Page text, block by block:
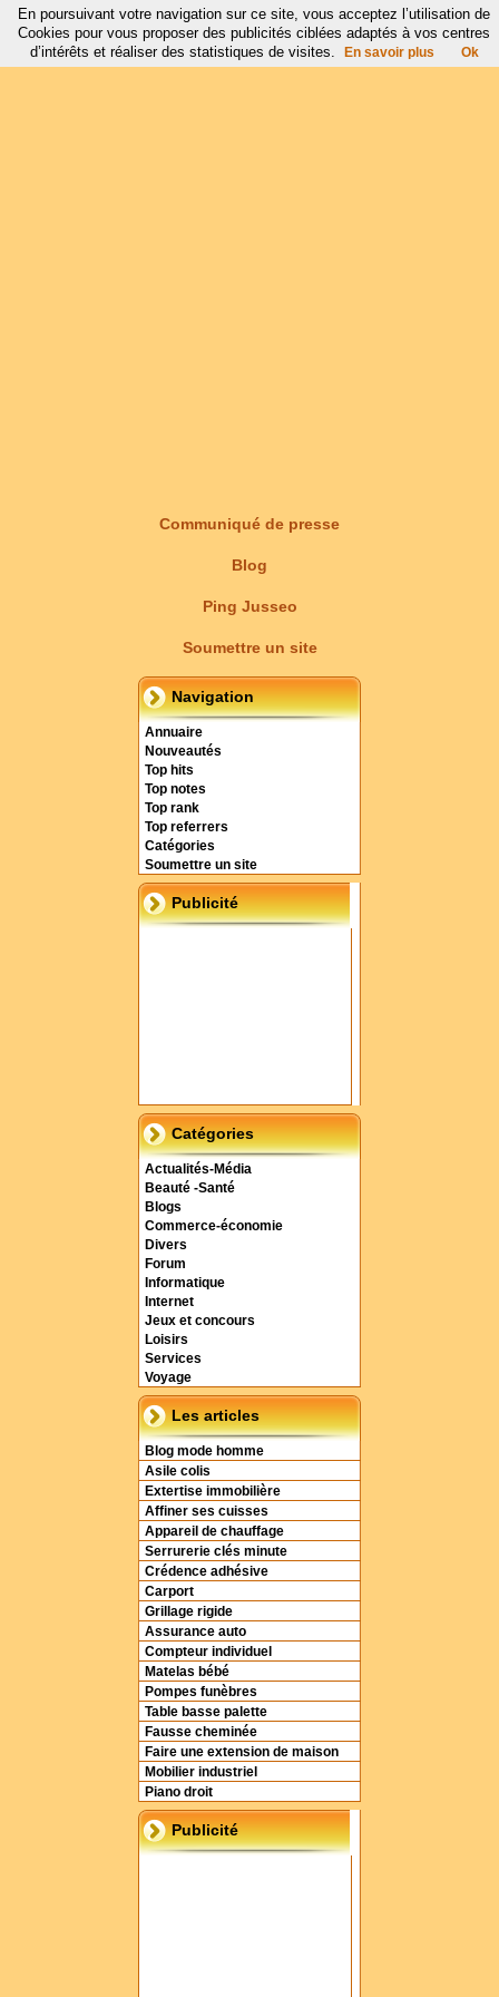
Communiqué de presse
Blog
Ping Jusseo
Soumettre un site
Navigation
Annuaire
Nouveautés
Top hits
Top notes
Top rank
Top referrers
Catégories
Soumettre un site
Publicité
Catégories
Actualités-Média
Beauté -Santé
Blogs
Commerce-économie
Divers
Forum
Informatique
Internet
Jeux et concours
Loisirs
Services
Voyage
Les articles
Blog mode homme
Asile colis
Extertise immobilière
Affiner ses cuisses
Appareil de chauffage
Serrurerie clés minute
Crédence adhésive
Carport
Grillage rigide
Assurance auto
Compteur individuel
Matelas bébé
Pompes funèbres
Table basse palette
Fausse cheminée
Faire une extension de maison
Mobilier industriel
Piano droit
Publicité
En poursuivant votre navigation sur ce site, vous acceptez l’utilisation de
Cookies pour vous proposer des publicités ciblées adaptés à vos centres
d’intérêts et réaliser des statistiques de visites.
En savoir plus Ok